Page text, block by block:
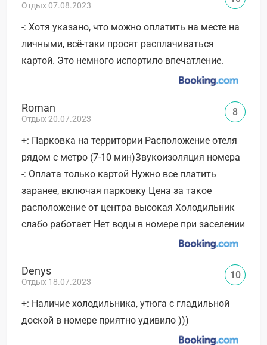
Отдых 07.08.2023
-: Хотя указано, что можно оплатить на месте на
личными, всё-таки просят расплачиваться
картой. Это немного испортило впечатление.
Roman
Отдых 20.07.2023
+: Парковка на территории Расположение отеля
рядом с метро (7-10 мин)Звукоизоляция номера
-: Оплата только картой Нужно все платить
заранее, включая парковку Цена за такое
расположение от центра высокая Холодильник
слабо работает Нет воды в номере при заселении
8
Denys
Отдых 18.07.2023
+: Наличие холодильника, утюга с гладильной
доской в номере приятно удивило )))
10